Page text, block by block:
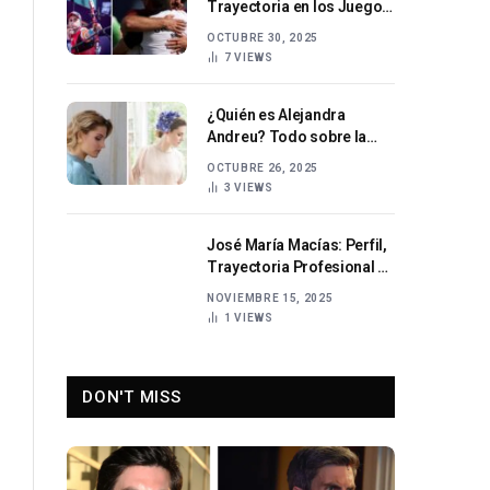
Trayectoria en los Juegos
OCTUBRE 30, 2025
7VIEWS
¿Quién es Alejandra
Andreu? Todo sobre la
trayectoria
OCTUBRE 26, 2025
3VIEWS
José María Macías: Perfil,
Trayectoria Profesional y
Judicial Español
NOVIEMBRE 15, 2025
1VIEWS
DON'T MISS